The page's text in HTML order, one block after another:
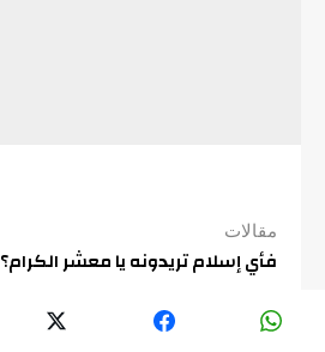
مقالات
فأي إسلام تريدونه يا معشر الكرام؟